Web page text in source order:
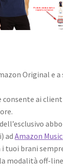
Original e
consente ai
adAmazon
tuoi brani
off-line